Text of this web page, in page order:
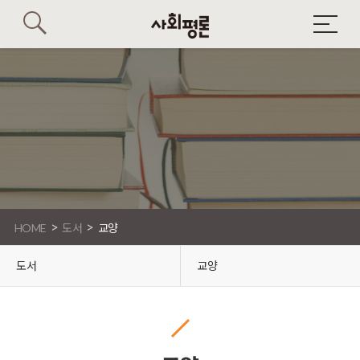
HOME > 도서 > 교양
도서 교양